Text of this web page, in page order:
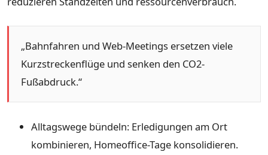
„Bahnfahren und Web-Meetings ersetzen viele
Kurzstreckenflüge und senken den CO2-
Fußabdruck.“
Alltagswege bündeln: Erledigungen am Ort
kombinieren, Homeoffice-Tage konsolidieren.